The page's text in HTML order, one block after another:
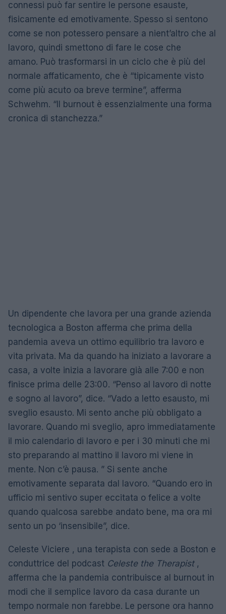
connessi può far sentire le persone esauste,
fisicamente ed emotivamente. Spesso si sentono
come se non potessero pensare a nient’altro che al
lavoro, quindi smettono di fare le cose che
amano. Può trasformarsi in un ciclo che è più del
normale affaticamento, che è “tipicamente visto
come più acuto oa breve termine”, afferma
Schwehm. “Il burnout è essenzialmente una forma
cronica di stanchezza.”
Un dipendente che lavora per una grande azienda
tecnologica a Boston afferma che prima della
pandemia aveva un ottimo equilibrio tra lavoro e
vita privata. Ma da quando ha iniziato a lavorare a
casa, a volte inizia a lavorare già alle 7:00 e non
finisce prima delle 23:00. “Penso al lavoro di notte
e sogno al lavoro”, dice. “Vado a letto esausto, mi
sveglio esausto. Mi sento anche più obbligato a
lavorare. Quando mi sveglio, apro immediatamente
il mio calendario di lavoro e per i 30 minuti che mi
sto preparando al mattino il lavoro mi viene in
mente. Non c’è pausa. ” Si sente anche
emotivamente separata dal lavoro. “Quando ero in
ufficio mi sentivo super eccitata o felice a volte
quando qualcosa sarebbe andato bene, ma ora mi
sento un po ‘insensibile”, dice.
Celeste Viciere , una terapista con sede a Boston e
conduttrice del podcast Celeste the Therapist,
afferma che la pandemia contribuisce al burnout in
modi che il semplice lavoro da casa durante un
tempo normale non farebbe. Le persone ora hanno